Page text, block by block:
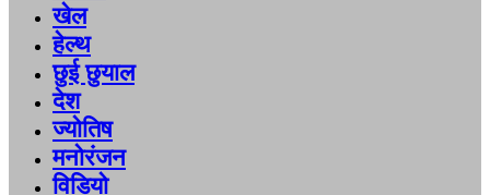
खेल
हेल्थ
छुई छुयाल
देश
ज्योतिष
मनोरंजन
विडियो